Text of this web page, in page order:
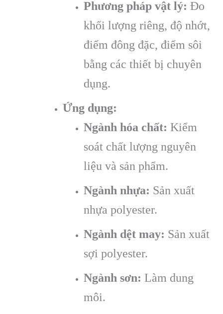
Phương pháp vật lý: Đo
khối lượng riêng, độ nhớt,
điểm đông đặc, điểm sôi
bằng các thiết bị chuyên
dụng.
Ứng dụng:
Ngành hóa chất: Kiểm
soát chất lượng nguyên
liệu và sản phẩm.
Ngành nhựa: Sản xuất
nhựa polyester.
Ngành dệt may: Sản xuất
sợi polyester.
Ngành sơn: Làm dung
môi.